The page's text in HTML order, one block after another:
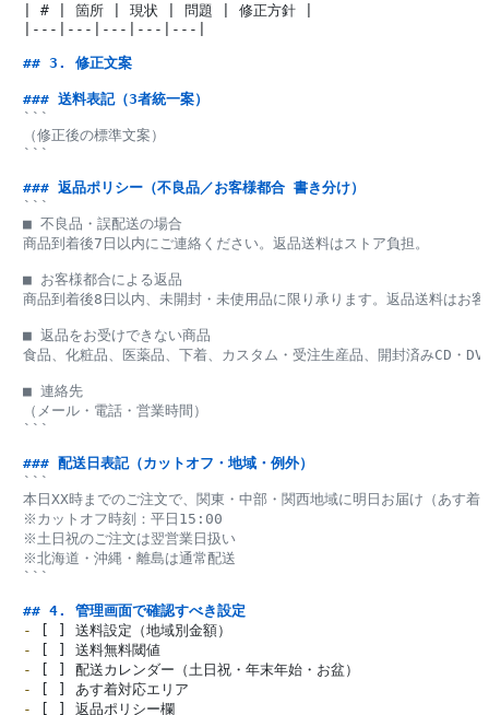
| # | 箇所 | 現状 | 問題 | 修正方針 |
|---|---|---|---|---|
## 3. 修正文案
### 送料表記（3者統一案）
```
（修正後の標準文案）
```
### 返品ポリシー（不良品／お客様都合 書き分け）
```
■ 不良品・誤配送の場合
商品到着後7日以内にご連絡ください。返品送料はストア負担。
■ お客様都合による返品
商品到着後8日以内、未開封・未使用品に限り承ります。返品送料はお
■ 返品をお受けできない商品
食品、化粧品、医薬品、下着、カスタム・受注生産品、開封済みCD・
■ 連絡先
（メール・電話・営業時間）
```
### 配送日表記（カットオフ・地域・例外）
```
本日XX時までのご注文で、関東・中部・関西地域に明日お届け（あす着
※カットオフ時刻：平日15:00
※土日祝のご注文は翌営業日扱い
※北海道・沖縄・離島は通常配送
```
## 4. 管理画面で確認すべき設定
-
-
-
-
-